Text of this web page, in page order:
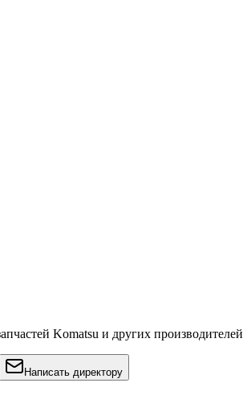
Komatsu и других производителей
Написать директору